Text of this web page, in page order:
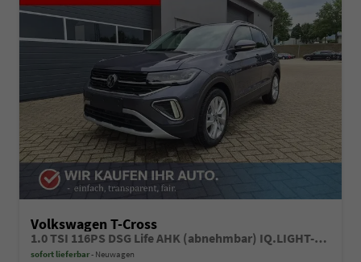
Volkswagen T-Cross
1.0 TSI 116PS DSG Life AHK (abnehmbar) IQ.LIGHT-LED-Matrix Sitzheizung Rückf.Kamera Klimaautomatik Abstandstempomat Apple CarPlay Android Auto
sofort lieferbar Neuwagen